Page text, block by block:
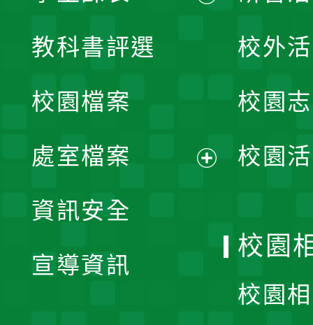
單
教科書評選
校園檔案
處室檔案
資訊安全
宣導資訊
校外
校園
校園
校園
校園